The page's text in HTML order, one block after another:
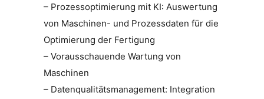
– Prozessoptimierung mit KI: Auswertung
von Maschinen- und Prozessdaten für die
Optimierung der Fertigung
– Vorausschauende Wartung von
Maschinen
– Datenqualitätsmanagement: Integration